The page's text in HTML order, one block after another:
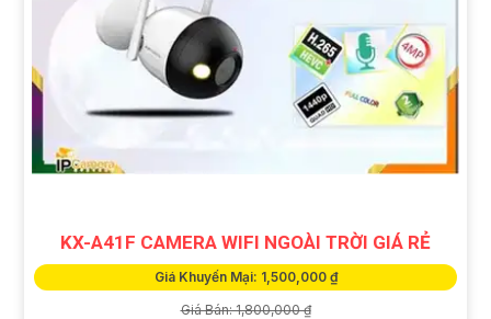
KX-A41F CAMERA WIFI NGOÀI TRỜI GIÁ RẺ
Giá Khuyến Mại: 1,500,000 ₫
Giá Bán: 1,800,000 ₫